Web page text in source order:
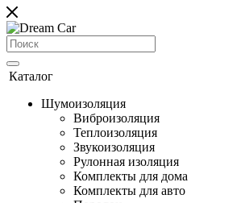
Каталог
Шумоизоляция
Виброизоляция
Теплоизоляция
Звукоизоляция
Рулонная изоляция
Комплекты для дома
Комплекты для авто